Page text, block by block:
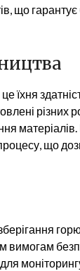
що гарантує
їхня
різних
що